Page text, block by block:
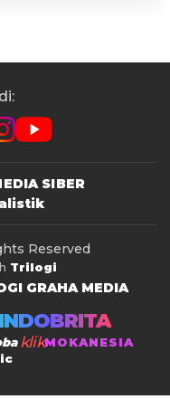
SIBER
Reserved
Trilogi
GRAHA MEDIA
INDOBRITA
klikMOKANESIA